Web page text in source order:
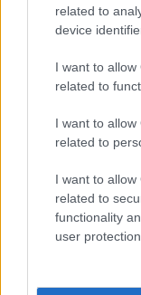
related to
device
I want to
related to
I want to
related to
I want to
related to
functionality
user protection.